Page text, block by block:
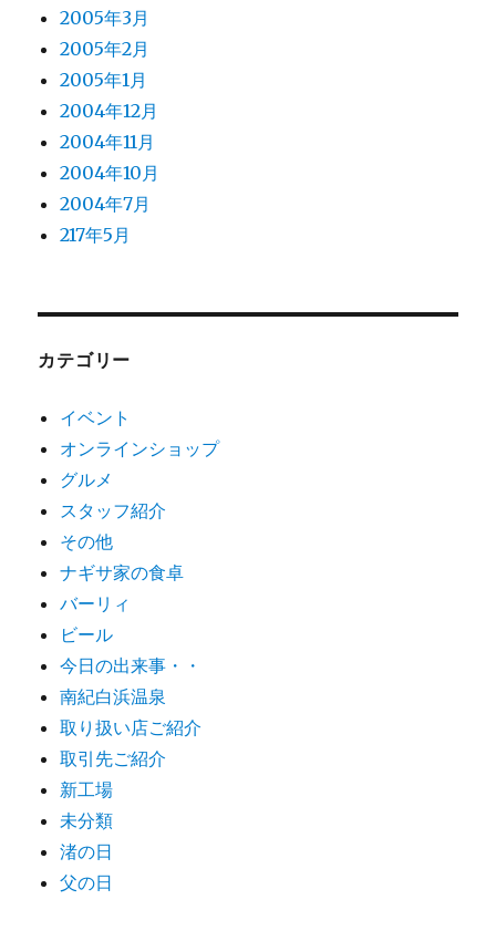
2005年3月
2005年2月
2005年1月
2004年12月
2004年11月
2004年10月
2004年7月
217年5月
カテゴリー
イベント
オンラインショップ
グルメ
スタッフ紹介
その他
ナギサ家の食卓
バーリィ
ビール
今日の出来事・・
南紀白浜温泉
取り扱い店ご紹介
取引先ご紹介
新工場
未分類
渚の日
父の日